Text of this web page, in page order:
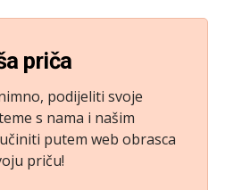
priča
podijeliti svoje
s nama i našim
putem web obrasca
priču!